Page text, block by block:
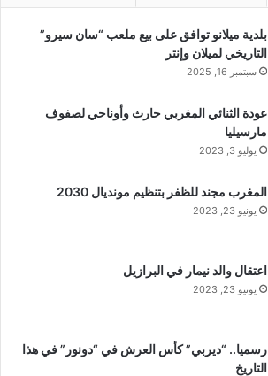
بلدية ميلانو توافق على بيع ملعب “سان سيرو”
التاريخي لميلان وإنتر
سبتمبر 16, 2025
عودة الثنائي المغربي حارث وأوناحي لصفوف
مارسيليا
يوليو 3, 2023
المغرب مجند للظفر بتنظيم مونديال 2030
يونيو 23, 2023
اعتقال والد نيمار في البرازيل
يونيو 23, 2023
رسميا.. “ديربي” كأس العرش في “دونور” في هذا
التاريخ